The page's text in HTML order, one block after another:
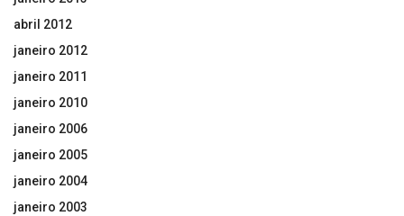
abril 2012
janeiro 2012
janeiro 2011
janeiro 2010
janeiro 2006
janeiro 2005
janeiro 2004
janeiro 2003